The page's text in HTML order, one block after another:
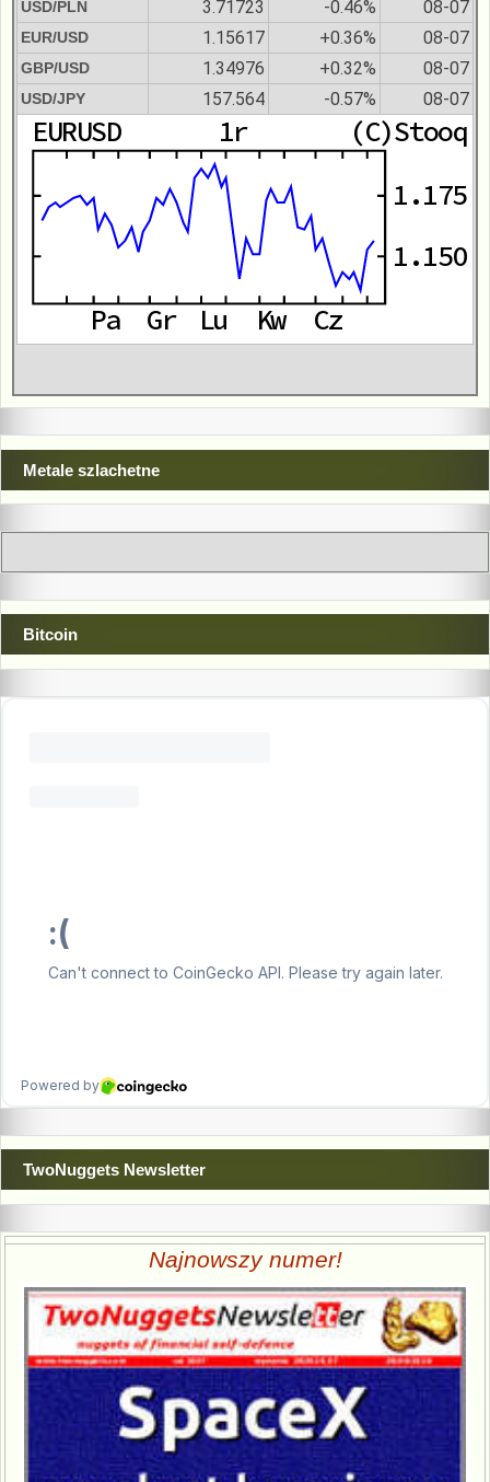
USD/PLN 3.71723 -0.46% 08-07
EUR/USD 1.15617 +0.36% 08-07
GBP/USD 1.34976 +0.32% 08-07
USD/JPY 157.564 -0.57% 08-07
Metale szlachetne
Bitcoin
TwoNuggets Newsletter
Najnowszy numer!